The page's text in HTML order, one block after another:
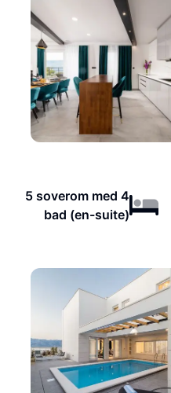
5 soverom med 4
bad (en-suite)